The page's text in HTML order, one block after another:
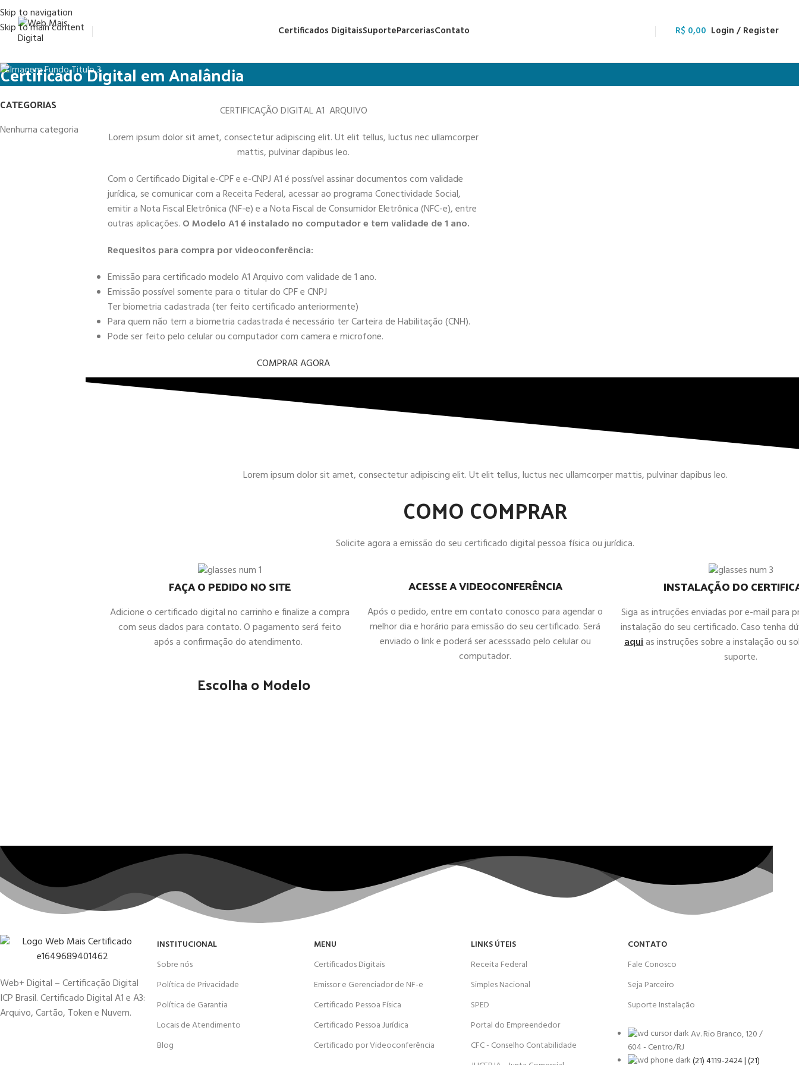
Skip to navigation
Skip to main content
Certificados DigitaisSuporteParceriasContato R$ 0,00 Login / Register
Certificado Digital em Analândia
CATEGORIAS
Nenhuma categoria
CERTIFICAÇÃO DIGITAL A1 ARQUIVO
Lorem ipsum dolor sit amet, consectetur adipiscing elit. Ut elit tellus, luctus nec ullamcorper
mattis, pulvinar dapibus leo.
Com o Certificado Digital e-CPF e e-CNPJ A1 é possível assinar documentos com validade
jurídica, se comunicar com a Receita Federal, acessar ao programa Conectividade Social,
emitir a Nota Fiscal Eletrônica (NF-e) e a Nota Fiscal de Consumidor Eletrônica (NFC-e), entre
outras aplicações. O Modelo A1 é instalado no computador e tem validade de 1 ano.
Requesitos para compra por videoconferência:
Emissão para certificado modelo A1 Arquivo com validade de 1 ano.
Emissão possível somente para o titular do CPF e CNPJ
Ter biometria cadastrada (ter feito certificado anteriormente)
Para quem não tem a biometria cadastrada é necessário ter Carteira de Habilitação (CNH).
Pode ser feito pelo celular ou computador com camera e microfone.
COMPRAR AGORA
Lorem ipsum dolor sit amet, consectetur adipiscing elit. Ut elit tellus, luctus nec ullamcorper mattis, pulvinar dapibus leo.
COMO COMPRAR
Solicite agora a emissão do seu certificado digital pessoa física ou jurídica.
FAÇA O PEDIDO NO SITE
Adicione o certificado digital no carrinho e finalize a compra
com seus dados para contato. O pagamento será feito
após a confirmação do atendimento.
ACESSE A VIDEOCONFERÊNCIA
Após o pedido, entre em contato conosco para agendar o
melhor dia e horário para emissão do seu certificado. Será
enviado o link e poderá ser acesssado pelo celular ou
computador.
INSTALAÇÃO DO
Siga as intruções enviadas por e-mail para
instalação do seu certificado. Caso tenha
aquias instruções sobre a instalação ou
suporte.
Escolha o Modelo
Web+ Digital – Certificação Digital
ICP Brasil. Certificado Digital A1 e A3:
Arquivo, Cartão, Token e Nuvem.
INSTITUCIONAL
Sobre nós
Política de Privacidade
Política de Garantia
Locais de Atendimento
Blog
MENU
Certificados Digitais
Emissor e Gerenciador de NF-e
Certificado Pessoa Física
Certificado Pessoa Jurídica
Certificado por Videoconferência
LINKS ÚTEIS
Receita Federal
Simples Nacional
SPED
Portal do Empreendedor
CFC - Conselho Contabilidade
CONTATO
Fale Conosco
Seja Parceiro
Suporte Instalação
Av. Rio Branco, 120 /
604 - Centro/RJ
(21) 4119-2424 | (21)